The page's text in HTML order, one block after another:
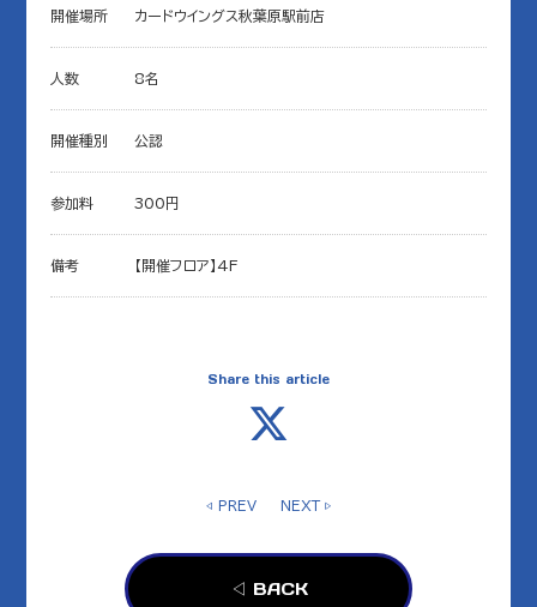
開催場所 カードウイングス秋葉原駅前店
人数 8名
開催種別 公認
参加料 300円
備考 【開催フロア】4F
Share this article
◁ PREV NEXT ▷
◁ BACK